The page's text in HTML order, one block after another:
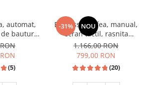
automat,
bauturi,
putere
(5)
-31% NOU
Espressor cafea, manual,
ecran tactil, rasnita
profesionala, spumare
lapte, pompa apa italia 20
SAMUS
1.166,00 RON
799,00 RON
(20)